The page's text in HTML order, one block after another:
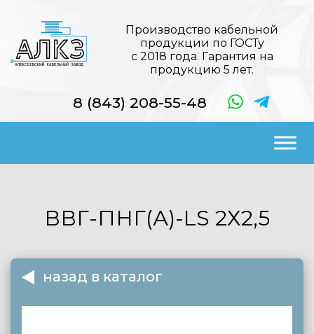
Производство кабельной
продукции по ГОСТу
с 2018 года. Гарантия на
продукцию 5 лет.
8 (843) 208-55-48
ВВГ-ПНГ(А)-LS 2Х2,5
назад в каталог